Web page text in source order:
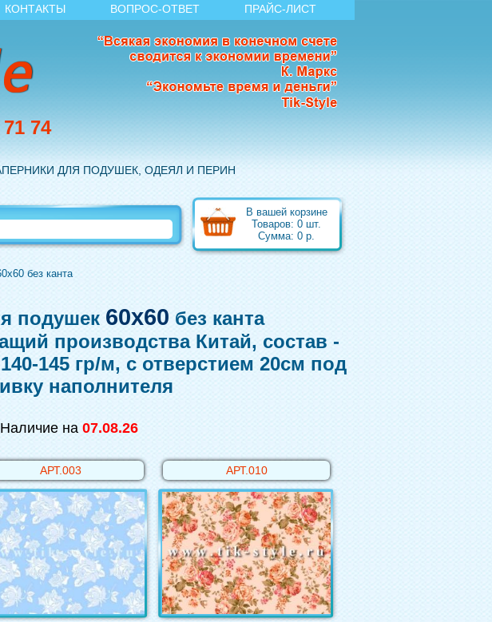
КОНТАКТЫ ВОПРОС-ОТВЕТ ПРАЙС-ЛИСТ
74
ДЛЯ ПОДУШЕК, ОДЕЯЛ И ПЕРИН
В вашей корзине
Товаров: 0 шт.
Сумма: 0 р.
без канта
подушек 60х60 без канта
производства Китай, состав -
145 гр/м, с отверстием 20см под
наполнителя
Наличие на 07.08.26
АРТ.003 АРТ.010